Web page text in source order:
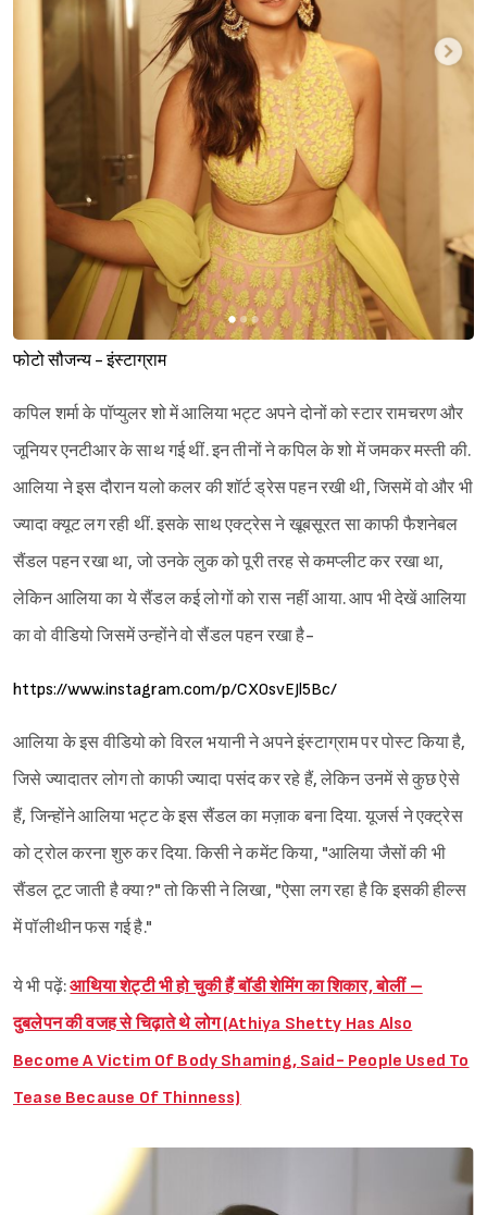
फोटो सौजन्य - इंस्टाग्राम
कपिल शर्मा के पॉप्युलर शो में आलिया भट्ट अपने दोनों को स्टार रामचरण और
जूनियर एनटीआर के साथ गई थीं. इन तीनों ने कपिल के शो में जमकर मस्ती की.
आलिया ने इस दौरान यलो कलर की शॉर्ट ड्रेस पहन रखी थी, जिसमें वो और भी
ज्यादा क्यूट लग रही थीं. इसके साथ एक्ट्रेस ने खूबसूरत सा काफी फैशनेबल
सैंडल पहन रखा था, जो उनके लुक को पूरी तरह से कमप्लीट कर रखा था,
लेकिन आलिया का ये सैंडल कई लोगों को रास नहीं आया. आप भी देखें आलिया
का वो वीडियो जिसमें उन्होंने वो सैंडल पहन रखा है-
https://www.instagram.com/p/CX0svEJl5Bc/
आलिया के इस वीडियो को विरल भयानी ने अपने इंस्टाग्राम पर पोस्ट किया है,
जिसे ज्यादातर लोग तो काफी ज्यादा पसंद कर रहे हैं, लेकिन उनमें से कुछ ऐसे
हैं, जिन्होंने आलिया भट्ट के इस सैंडल का मज़ाक बना दिया. यूजर्स ने एक्ट्रेस
को ट्रोल करना शुरु कर दिया. किसी ने कमेंट किया, "आलिया जैसों की भी
सैंडल टूट जाती है क्या?" तो किसी ने लिखा, "ऐसा लग रहा है कि इसकी हील्स
में पॉलीथीन फस गई है."
ये भी पढ़ें:आथिया शेट्टी भी हो चुकी हैं बॉडी शेमिंग का शिकार, बोलीं –
दुबलेपन की वजह से चिढ़ाते थे लोग (Athiya Shetty Has Also
Become A Victim Of Body Shaming, Said- People Used To
Tease Because Of Thinness)